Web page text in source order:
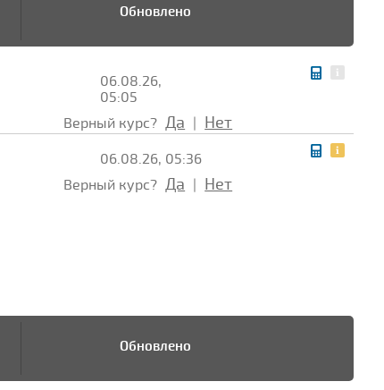
Обновлено
06.08.26,
05:05
Верный курс? Да Нет
06.08.26, 05:36
Верный курс? Да Нет
Обновлено